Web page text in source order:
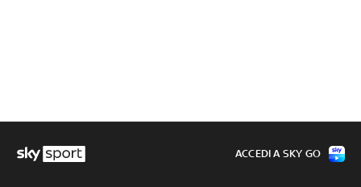
ACCEDI A SKY GO